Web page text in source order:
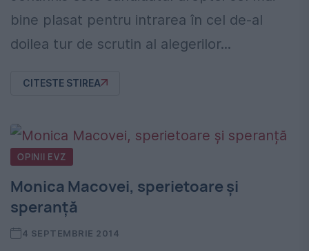
bine plasat pentru intrarea în cel de-al
doilea tur de scrutin al alegerilor...
CITESTE STIREA
OPINII EVZ
Monica Macovei, sperietoare și
speranță
4 SEPTEMBRIE 2014